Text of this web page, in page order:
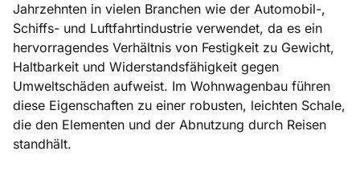
Jahrzehnten in vielen Branchen wie der Automobil-,
Schiffs- und Luftfahrtindustrie verwendet, da es ein
hervorragendes Verhältnis von Festigkeit zu Gewicht,
Haltbarkeit und Widerstandsfähigkeit gegen
Umweltschäden aufweist. Im Wohnwagenbau führen
diese Eigenschaften zu einer robusten, leichten Schale,
die den Elementen und der Abnutzung durch Reisen
standhält.